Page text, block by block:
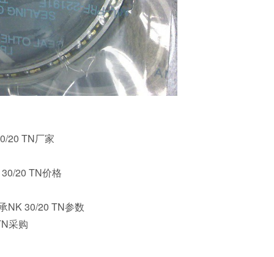
20 TN厂家
20 TN价格
NK 30/20 TN参数
采购